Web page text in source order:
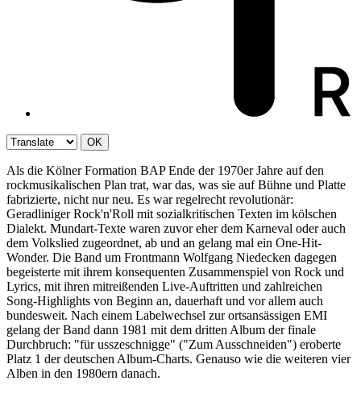
OK
Als die Kölner Formation BAP Ende der 1970er Jahre auf den
rockmusikalischen Plan trat, war das, was sie auf Bühne und Platte
fabrizierte, nicht nur neu. Es war regelrecht revolutionär:
Geradliniger Rock'n'Roll mit sozialkritischen Texten im kölschen
Dialekt. Mundart-Texte waren zuvor eher dem Karneval oder auch
dem Volkslied zugeordnet, ab und an gelang mal ein One-Hit-
Wonder. Die Band um Frontmann Wolfgang Niedecken dagegen
begeisterte mit ihrem konsequenten Zusammenspiel von Rock und
Lyrics, mit ihren mitreißenden Live-Auftritten und zahlreichen
Song-Highlights von Beginn an, dauerhaft und vor allem auch
bundesweit. Nach einem Labelwechsel zur ortsansässigen EMI
gelang der Band dann 1981 mit dem dritten Album der finale
Durchbruch: "für usszeschnigge" ("Zum Ausschneiden") eroberte
Platz 1 der deutschen Album-Charts. Genauso wie die weiteren vier
Alben in den 1980ern danach.